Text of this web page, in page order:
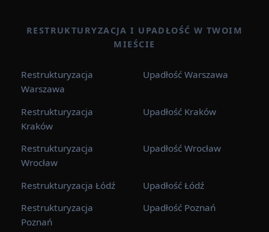
RESTRUKTURYZACJA I UPADŁOŚĆ W TWOIM
MIEŚCIE
Restrukturyzacja
Warszawa
Upadłość Warszawa
Restrukturyzacja
Kraków
Upadłość Kraków
Restrukturyzacja
Wrocław
Upadłość Wrocław
Restrukturyzacja Łódź
Upadłość Łódź
Restrukturyzacja
Poznań
Upadłość Poznań